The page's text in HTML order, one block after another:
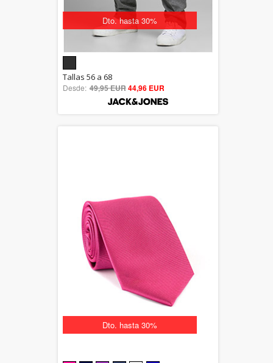
Dto. hasta 30%
out of 5
Tallas 56 a 68
Desde: 49,95 EUR44,96 EUR
Dto. hasta 30%